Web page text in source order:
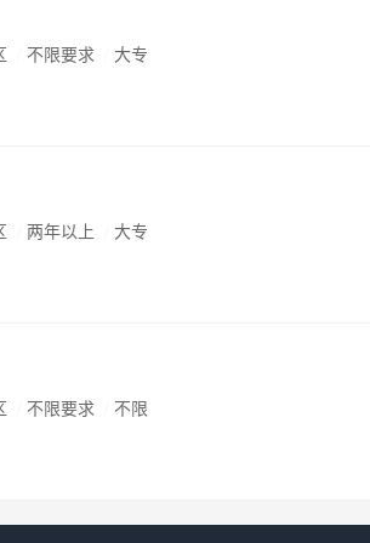
发展将公司划分为以下几个机构：销售部、商
高效而稳定的运作着。本着“优越的业绩源于
丹东同行业中的优势。系统集成部是丹东九三
凭借优秀的专业知识和丰富的工程经验先后为
的；我们丹东九三将倾力与所有用户共同创造
机创造新的价值是我们丹东九三与所有客户将共
不限要求 大专
两年以上 大专
不限要求 不限